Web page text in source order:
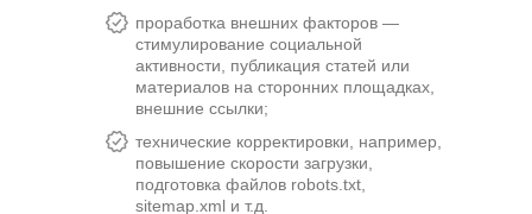
проработка внешних факторов —
стимулирование социальной
активности, публикация статей или
материалов на сторонних площадках,
внешние ссылки;
технические корректировки, например,
повышение скорости загрузки,
подготовка файлов robots.txt,
sitemap.xml и т.д.